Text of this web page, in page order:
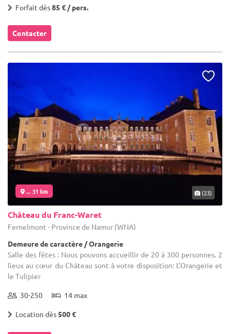
Forfait dès85 € / pers.
Contacter
... 31 km (23)
Château du Franc-Waret
Fernelmont - Province de Namur (WNA)
Demeure de caractère / Orangerie
Salle des fêtes : Nous pouvons accueillir de 20 à 300 personnes. 2
lieux au cœur du Château sont à votre disposition: L’Orangerie et
le Tulipier
30-250 14 max
Location dès500 €